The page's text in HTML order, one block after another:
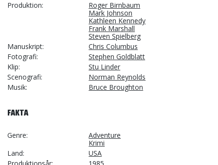
Produktion
Roger Birnbaum
Mark Johnson
Kathleen Kennedy
Frank Marshall
Steven Spielberg
Manuskript
Chris Columbus
Fotografi
Stephen Goldblatt
Klip
Stu Linder
Scenografi
Norman Reynolds
Musik
Bruce Broughton
FAKTA
Genre
Adventure
Krimi
Land
USA